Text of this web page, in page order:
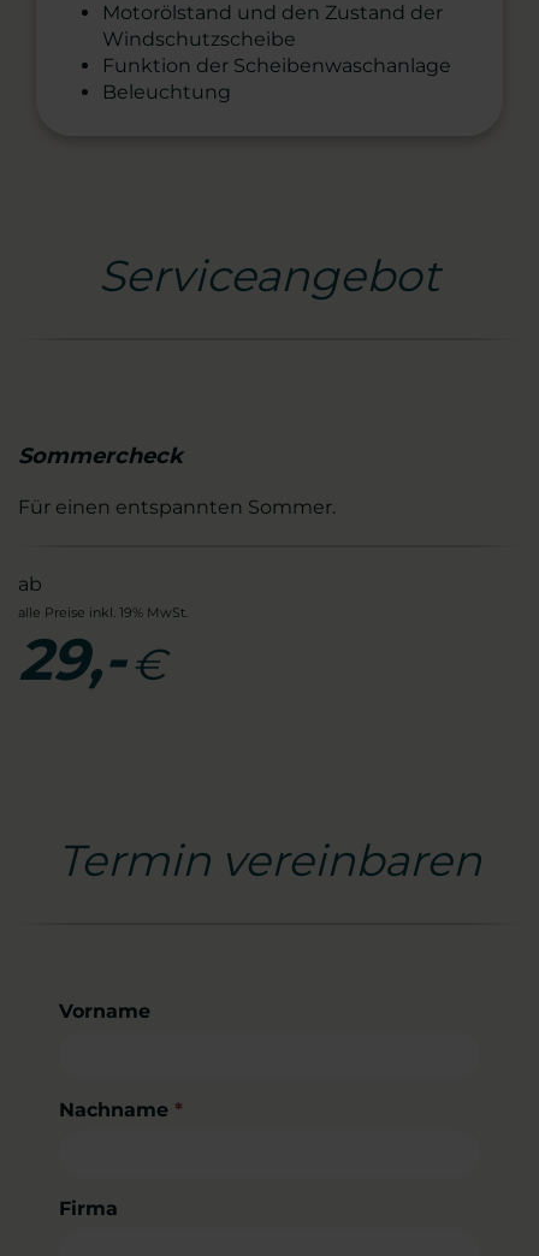
Motorölstand und den Zustand der
Windschutzscheibe
Funktion der Scheibenwaschanlage
Beleuchtung
Serviceangebot
Sommercheck
Für einen entspannten Sommer.
ab
alle Preise inkl. 19% MwSt.
29,-€
Termin vereinbaren
Vorname
Nachname *
Firma